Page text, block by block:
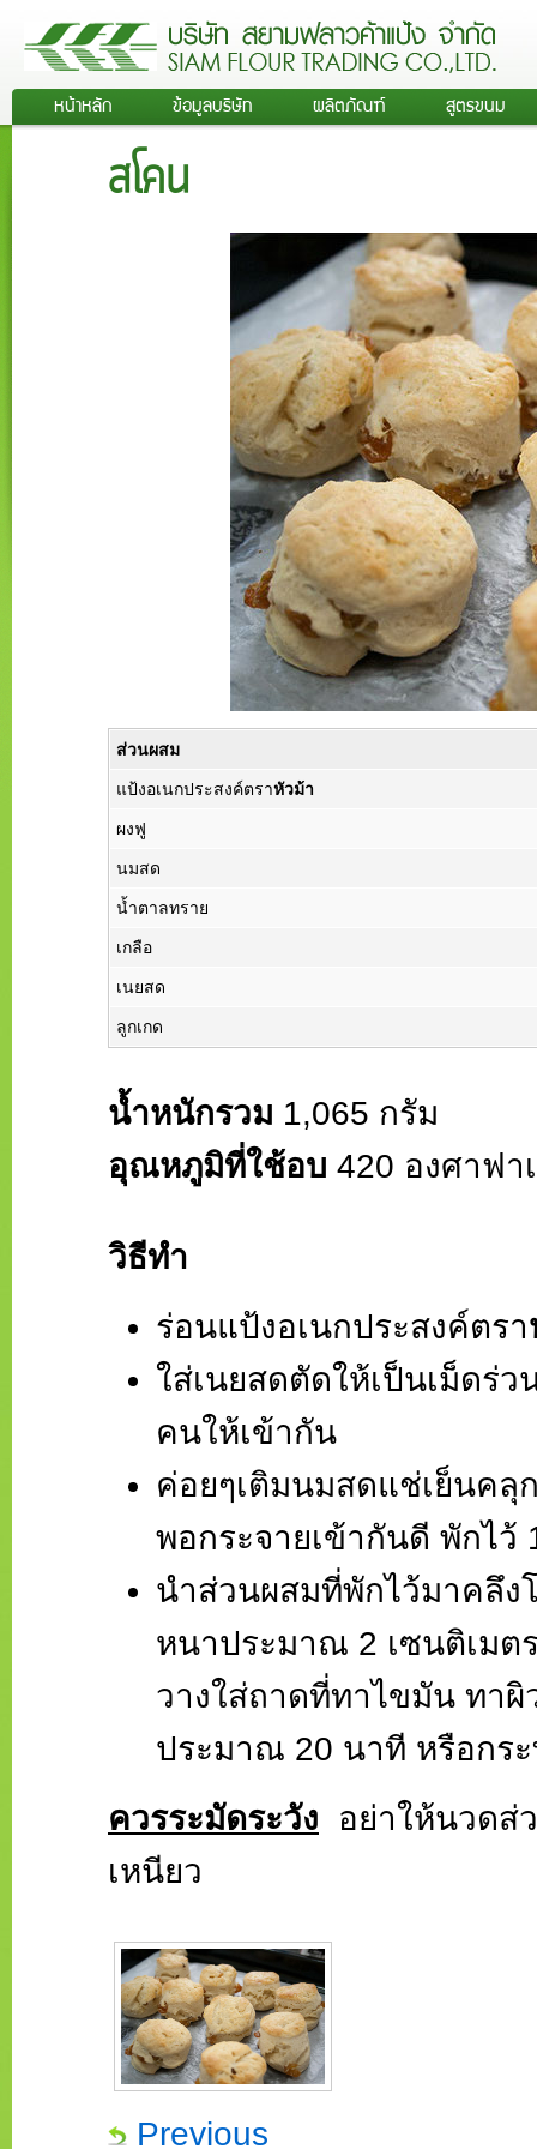
หน้าหลัก ข้อมูลบริษัท ผลิตภัณฑ์ สูตรขนม
สโคน
ส่วนผสม
แป้งอเนกประสงค์ตราหัวม้า
ผงฟู
นมสด
น้ำตาลทราย
เกลือ
เนยสด
ลูกเกด
น้ำหนักรวม 1,065 กรัม
อุณหภูมิที่ใช้อบ 420 องศาฟา
วิธีทำ
ร่อนแป้งอเนกประสงค์ตรา
ใส่เนยสดตัดให้เป็นเม็ดร่
คนให้เข้ากัน
ค่อยๆเติมนมสดแช่เย็นคลุ
พอกระจายเข้ากันดี พักไว้
นำส่วนผสมที่พักไว้มาคลึ
หนาประมาณ 2 เซนติเมต
วางใส่ถาดที่ทาไขมัน ทา
ประมาณ 20 นาที หรือกร
ควรระมัดระวัง อย่าให้นวดส่
เหนียว
Previous